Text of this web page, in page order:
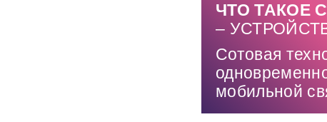
ЧТО ТАКОЕ
–
Сотовая
мобильной